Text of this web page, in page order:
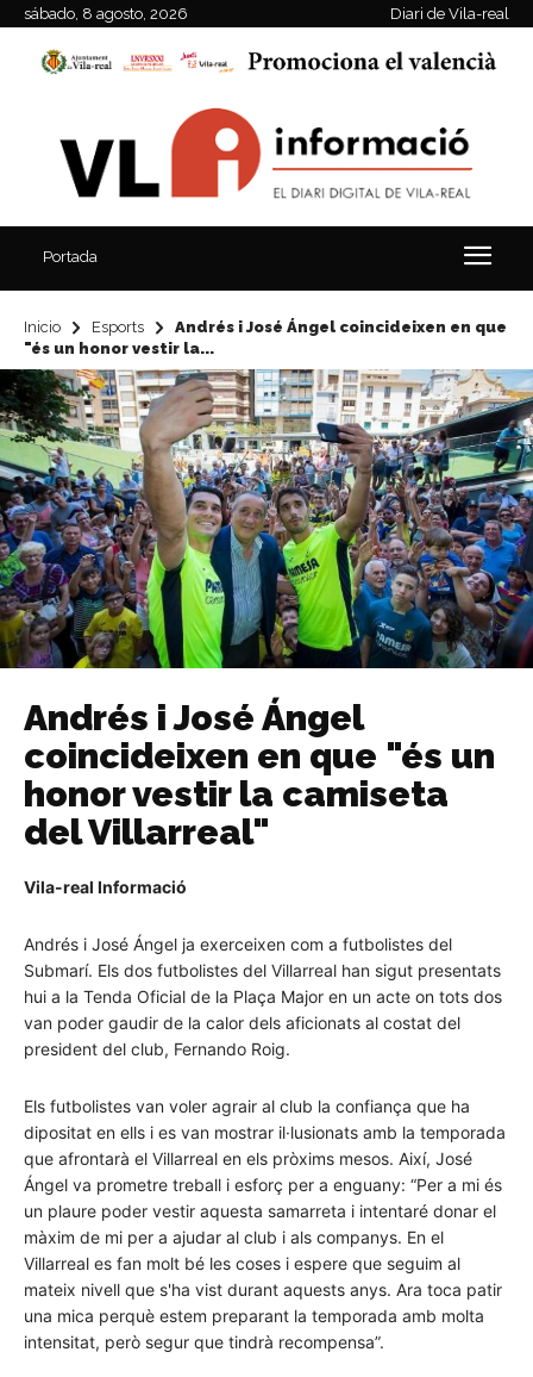
sábado, 8 agosto, 2026 Diari de Vila-real
Portada
Inicio Esports
Andrés i José Ángel coincideixen en que
"és un honor vestir la...
Andrés i José Ángel
coincideixen en que "és un
honor vestir la camiseta
del Villarreal"
Vila-real Informació
Andrés i José Ángel ja exerceixen com a futbolistes del
Submarí. Els dos futbolistes del Villarreal han sigut presentats
hui a la Tenda Oficial de la Plaça Major en un acte on tots dos
van poder gaudir de la calor dels aficionats al costat del
president del club, Fernando Roig.
Els futbolistes van voler agrair al club la confiança que ha
dipositat en ells i es van mostrar il·lusionats amb la temporada
que afrontarà el Villarreal en els pròxims mesos. Així, José
Ángel va prometre treball i esforç per a enguany: “Per a mi és
un plaure poder vestir aquesta samarreta i intentaré donar el
màxim de mi per a ajudar al club i als companys. En el
Villarreal es fan molt bé les coses i espere que seguim al
mateix nivell que s'ha vist durant aquests anys. Ara toca patir
una mica perquè estem preparant la temporada amb molta
intensitat, però segur que tindrà recompensa”.